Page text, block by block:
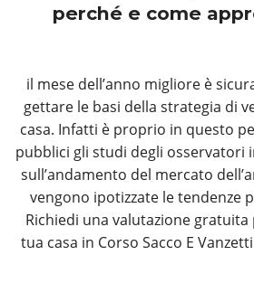
perché e come
il mese dell’anno migliore è
gettare le basi della strategia di
casa. Infatti è proprio in questo
pubblici gli studi degli osservatori
sull’andamento del mercato
vengono ipotizzate le tendenze
Richiedi una valutazione
tua casa in Corso Sacco E